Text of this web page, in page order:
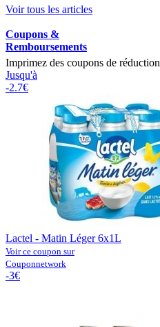
Voir tous les articles
Coupons &
Remboursements
Imprimez des coupons de réduction
Jusqu'à
-2.7€
Lactel - Matin Léger 6x1L
Voir ce coupon sur
Couponnetwork
-3€